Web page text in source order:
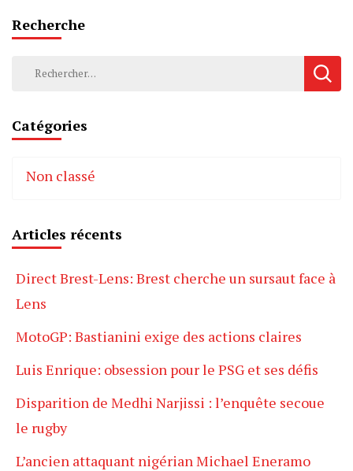
Recherche
Rechercher :
Catégories
Non classé
Articles récents
Direct Brest-Lens: Brest cherche un sursaut face à
Lens
MotoGP: Bastianini exige des actions claires
Luis Enrique: obsession pour le PSG et ses défis
Disparition de Medhi Narjissi : l’enquête secoue
le rugby
L’ancien attaquant nigérian Michael Eneramo